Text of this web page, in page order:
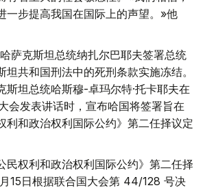
一步提高我国在国际上的声望。»他
萨克斯坦总统纳扎尔巴耶夫签署总统
坦共和国刑法中的死刑条款实施冻结。
坦总统哈斯穆-卓玛尔特·托卡耶夫在
会发表讲话时，宣布哈国将签署旨在
利和政治权利国际公约》第二任择议定
民权利和政治权利国际公约》第二任择
15日根据联合国大会第 44/128 号决